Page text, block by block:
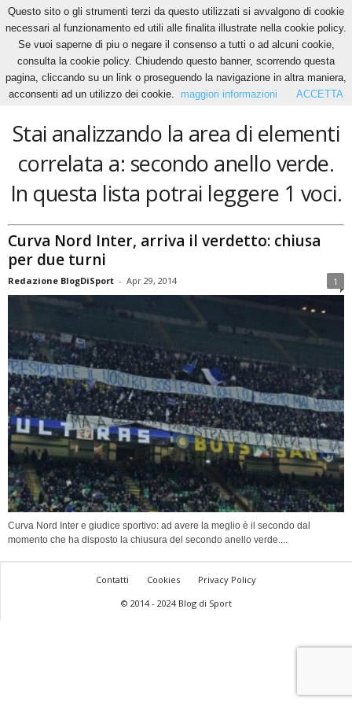
Home Tags Secondo anello verde
secondo anello verde
Stai analizzando la area di elementi
correlata a: secondo anello verde.
In questa lista potrai leggere 1 voci.
Curva Nord Inter, arriva il verdetto: chiusa
per due turni
Redazione BlogDiSport - Apr 29, 2014 1
Curva Nord Inter e giudice sportivo: ad avere la meglio è il secondo dal
momento che ha disposto la chiusura del secondo anello verde....
Contatti Cookies
Privacy Policy
© 2014 - 2024 Blog di Sport
Questo sito o gli strumenti terzi da questo utilizzati si avvalgono di cookie
necessari al funzionamento ed utili alle finalita illustrate nella cookie policy.
Se vuoi saperne di piu o negare il consenso a tutti o ad alcuni cookie,
consulta la cookie policy. Chiudendo questo banner, scorrendo questa
pagina, cliccando su un link o proseguendo la navigazione in altra maniera,
acconsenti ad un utilizzo dei cookie.
maggiori informazioni ACCETTA